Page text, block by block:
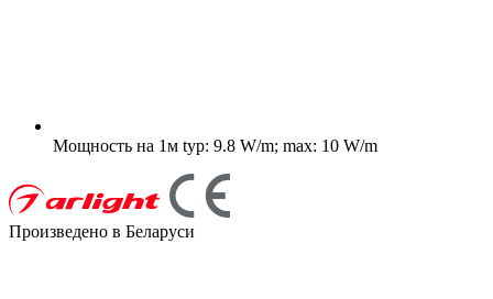
Мощность на 1м typ: 9.8 W/m; max: 10 W/m
Произведено в Беларуси